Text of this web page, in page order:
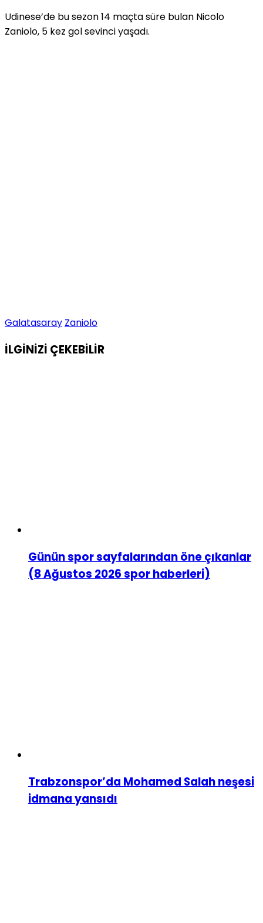
Udinese’de bu sezon 14 maçta süre bulan Nicolo
Zaniolo, 5 kez gol sevinci yaşadı.
Galatasaray Zaniolo
İLGİNİZİ ÇEKEBİLİR
Günün spor sayfalarından öne çıkanlar
(8 Ağustos 2026 spor haberleri)
Trabzonspor’da Mohamed Salah neşesi
idmana yansıdı